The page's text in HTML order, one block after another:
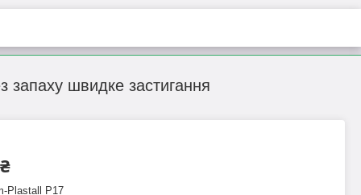
запаху швидке застигання
Plastall P17